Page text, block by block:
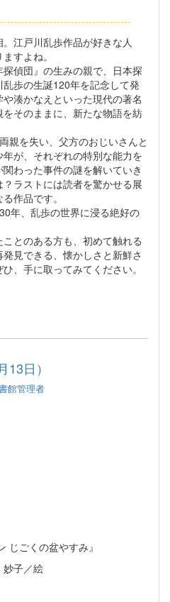
江戸川乱歩作品が好きな人
すよね。
偵団』の生みの親で、日本探
歩の生誕120年を記念して発
湊かなえといった現代の著名
そのままに、新たな物語を紡
親を失い、父方のおじいさんと
が、それぞれの特別な能力を
わった事件の謎を解いていき
ラストには読者を驚かせる展
作品です。
年、乱歩の世界に浸る絶好の
とのある方も、初めて触れる
見できる、懐かしさと新鮮さ
、手に取ってみてください。
日）
館管理者
じごくの盆やすみ』
子／絵